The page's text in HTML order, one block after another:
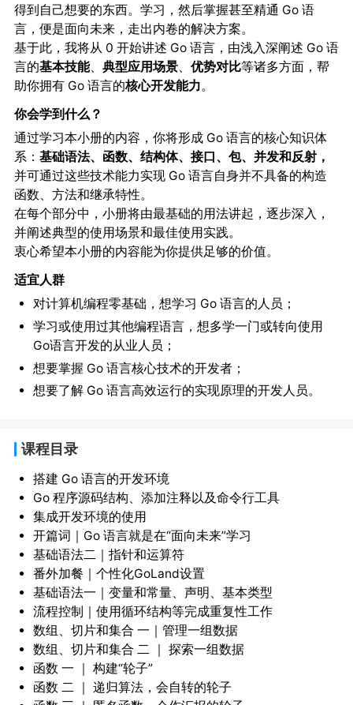
得到自己想要的东西。学习，然后掌握甚至精通 Go 语
言，便是面向未来，走出内卷的解决方案。
基于此，我将从 0 开始讲述 Go 语言，由浅入深阐述 Go 语
言的基本技能、 典型应用场景、 优势对比等诸多方面，帮
助你拥有 Go 语言的核心开发能力。
你会学到什么？
通过学习本小册的内容，你将形成 Go 语言的核心知识体
系： 基础语法、函数、结构体、接口、包、并发和反射，
并可通过这些技术能力实现 Go 语言自身并不具备的构造
函数、方法和继承特性。
在每个部分中，小册将由最基础的用法讲起，逐步深入，
并阐述典型的使用场景和最佳使用实践。
衷心希望本小册的内容能为你提供足够的价值。
适宜人群
对计算机编程零基础，想学习 Go 语言的人员；
学习或使用过其他编程语言，想多学一门或转向使用
Go语言开发的从业人员；
想要掌握 Go 语言核心技术的开发者；
想要了解 Go 语言高效运行的实现原理的开发人员。
课程目录
搭建 Go 语言的开发环境
Go 程序源码结构、添加注释以及命令行工具
集成开发环境的使用
开篇词｜Go 语言就是在“面向未来”学习
基础语法二｜指针和运算符
番外加餐｜个性化GoLand设置
基础语法一｜变量和常量、声明、基本类型
流程控制｜使用循环结构等完成重复性工作
数组、切片和集合 一｜管理一组数据
数组、切片和集合 二 ｜ 探索一组数据
函数 一 ｜ 构建“轮子”
函数 二 ｜ 递归算法，会自转的轮子